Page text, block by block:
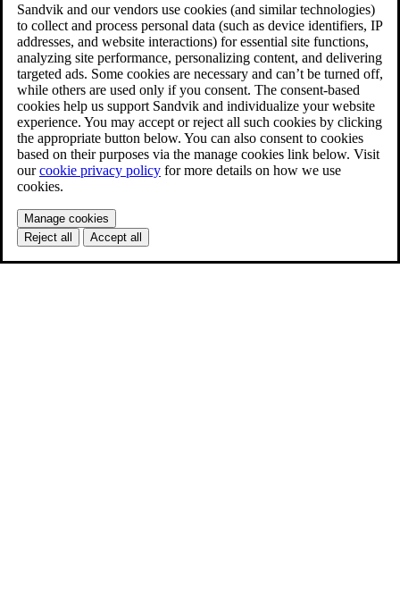
Sandvik and our vendors use cookies (and similar technologies)
to collect and process personal data (such as device identifiers, IP
addresses, and website interactions) for essential site functions,
analyzing site performance, personalizing content, and delivering
targeted ads. Some cookies are necessary and can’t be turned off,
while others are used only if you consent. The consent-based
cookies help us support Sandvik and individualize your website
experience. You may accept or reject all such cookies by clicking
the appropriate button below. You can also consent to cookies
based on their purposes via the manage cookies link below. Visit
ourcookie privacy policy for more details on how we use
cookies.
Manage cookies
Reject all
Accept all